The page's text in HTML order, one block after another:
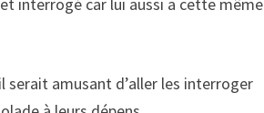
amusant d’aller les interroger